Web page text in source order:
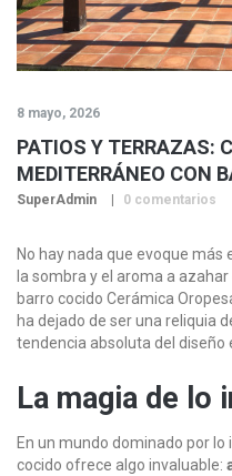
8 mayo, 2026
PATIOS Y TERRAZAS:
MEDITERRÁNEO CON
SuperAdmin 0 comentarios
No hay nada que evoque más
la sombra y el aroma a
barro cocido Cerámica
ha dejado de ser una reliquia
tendencia absoluta del
La magia de lo
En un mundo dominado por
cocido ofrece algo invaluable: